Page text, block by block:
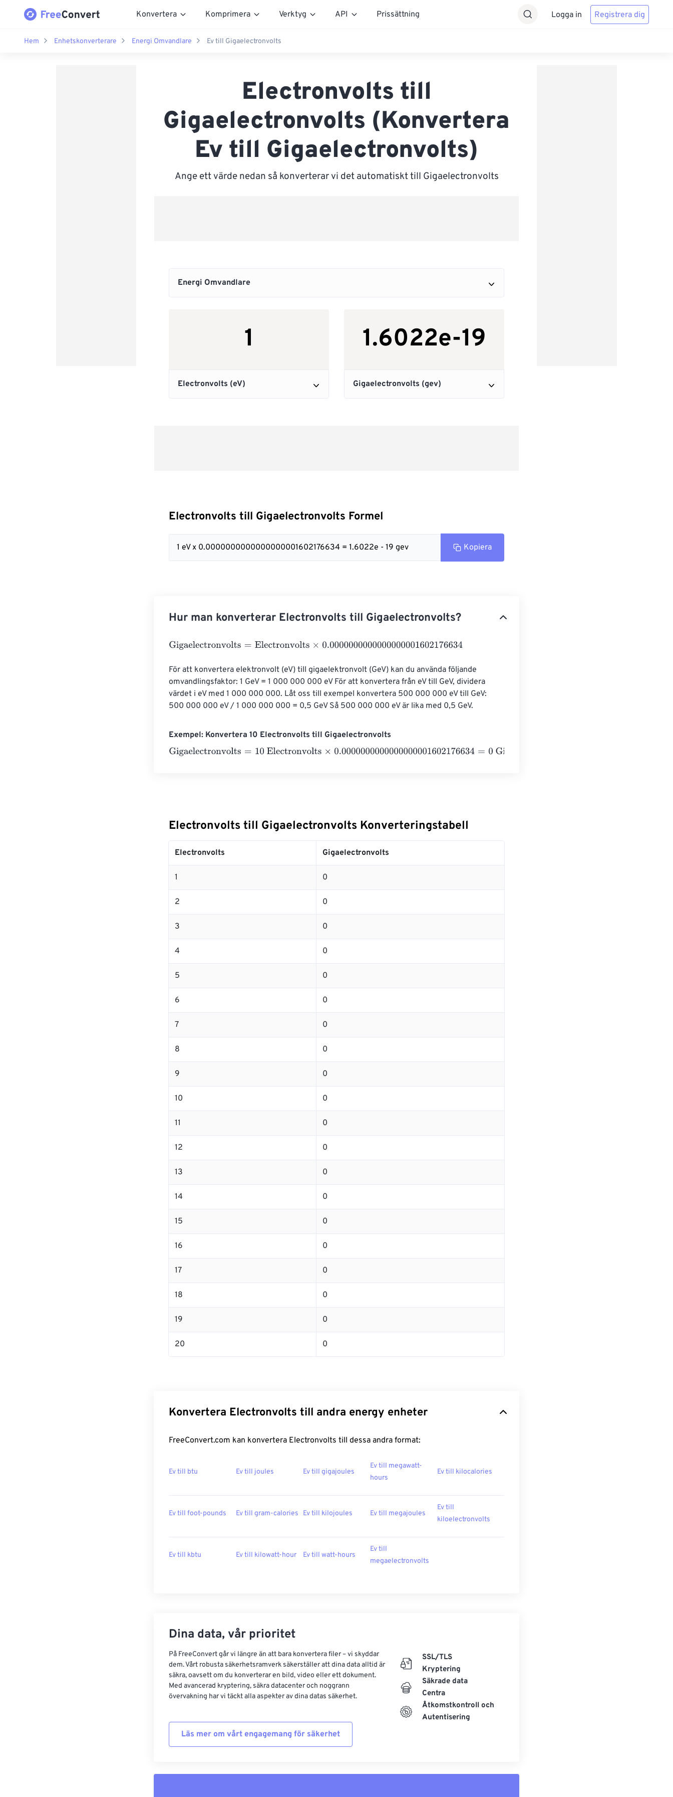
Konvertera Komprimera Verktyg API Prissättning Logga in Registrera dig
Hem Enhetskonverterare Energi Omvandlare Ev till Gigaelectronvolts
Electronvolts till
Gigaelectronvolts (Konvertera
Ev till Gigaelectronvolts)
Ange ett värde nedan så konverterar vi det automatiskt till Gigaelectronvolts
Electronvolts till Gigaelectronvolts Formel
1 eV x 0.0000000000000000001602176634 = 1.6022e - 19 gev Kopiera
Hur man konverterar Electronvolts till Gigaelectronvolts?
Gigaelectronvolts=Electronvolts×0.0000000000000000001602176634
För att konvertera elektronvolt (eV) till gigaelektronvolt (GeV) kan du använda följande
omvandlingsfaktor: 1 GeV = 1 000 000 000 eV För att konvertera från eV till GeV, dividera
värdet i eV med 1 000 000 000. Låt oss till exempel konvertera 500 000 000 eV till GeV:
500 000 000 eV / 1 000 000 000 = 0,5 GeV Så 500 000 000 eV är lika med 0,5 GeV.
Exempel: Konvertera 10 Electronvolts till Gigaelectronvolts
Gigaelectronvolts=10 Electronvolts×0.0000000000000000001602176634=0 Gigaelectronvolts
Electronvolts till Gigaelectronvolts Konverteringstabell
Electronvolts Gigaelectronvolts
1 0
2 0
3 0
4 0
5 0
6 0
7 0
8 0
9 0
10 0
11 0
12 0
13 0
14 0
15 0
16 0
17 0
18 0
19 0
20 0
Konvertera Electronvolts till andra energy enheter
FreeConvert.com kan konvertera Electronvolts till dessa andra format:
Ev till btu Ev till joules Ev till gigajoules
Ev till megawatt-
hours
Ev till kilocalories
Ev till foot-pounds Ev till gram-calories Ev till kilojoules Ev till megajoules
Ev till
kiloelectronvolts
Ev till kbtu Ev till kilowatt-hour Ev till watt-hours
Ev till
megaelectronvolts
Dina data, vår prioritet
På FreeConvert går vi längre än att bara konvertera filer – vi skyddar
dem. Vårt robusta säkerhetsramverk säkerställer att dina data alltid är
säkra, oavsett om du konverterar en bild, video eller ett dokument.
Med avancerad kryptering, säkra datacenter och noggrann
övervakning har vi täckt alla aspekter av dina datas säkerhet.
Läs mer om vårt engagemang för säkerhet
SSL/TLS
Kryptering
Säkrade data
Centra
Åtkomstkontroll och
Autentisering